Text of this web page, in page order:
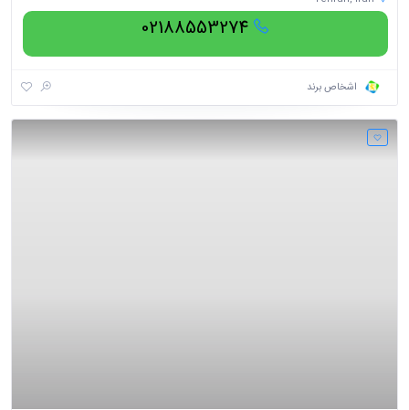
02188553274
اشخاص برند